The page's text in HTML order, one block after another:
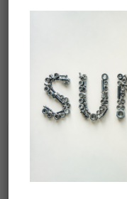
Σχετικά προϊόντα